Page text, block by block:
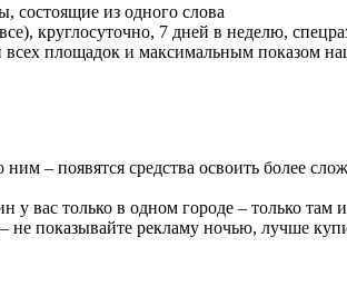
состоящие из одного слова
круглосуточно, 7 дней в неделю,
всех площадок и максимальным показом
– появятся средства освоить более
у вас только в одном городе – только
не показывайте рекламу ночью, лучше